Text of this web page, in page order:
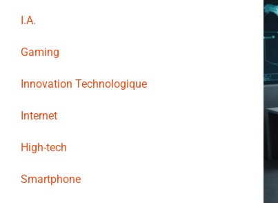
I.A.
Gaming
Innovation Technologique
Internet
High-tech
Smartphone